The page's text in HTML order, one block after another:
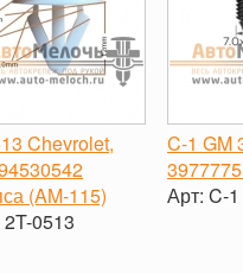
Chevrolet,
(AM-115)
2T-0513
C-1 GM
Арт: C-1